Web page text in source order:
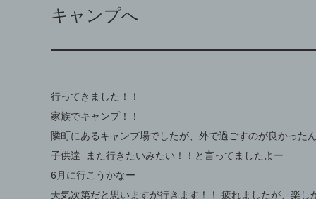
キャンプへ
行ってきました！！
家族でキャンプ！！
隣町にあるキャンプ場でしたが、外で過ごすのが良かった
子供達 また行きたいみたい！！と言ってましたよー
6月に行こうかなー
天気次第だと思いますが行きます！！ 疲れましたが、楽し